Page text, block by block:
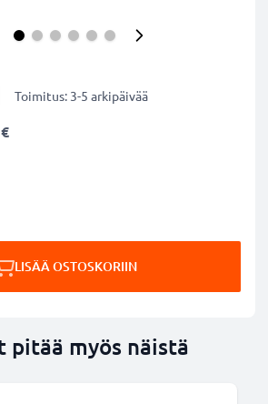
Toimitus: 3-5 arkipäivää
LISÄÄ OSTOSKORIIN
pitää myös näistä